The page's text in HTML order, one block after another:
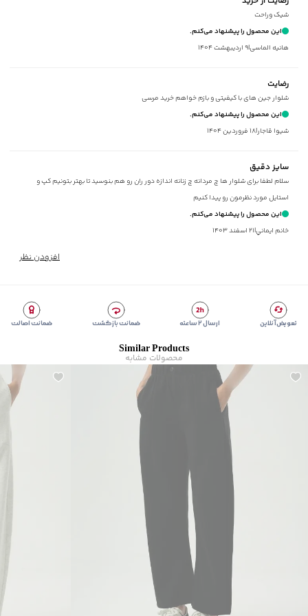
مناسب برای
مناسب برای فصول
سایر توضیحات
:ارتفاع فاق 28 سانتی‌متر، دارای پل کمر
برند
جوتی جینز
زیر گروه
شیوه‌برش:
Straight fit
شیک وراحت
این محصول را پیشنهاد می‌کنم.
هانیه الماسی|۹ اردیبهشت ۱۴۰۴
رضایت
شلوار جین های با کیفیتی و بازم خواهم خرید مرسی
این محصول را پیشنهاد می‌کنم.
شيوا قاجار|۱۸ فروردین ۱۴۰۴
سایز دقیق
سلام لطفا برای شلوار ها چ مردانه چ زنانه اندازه دور ران رو هم بنوسید تا بهتر بتونیم کپ و
استایل مورد نظرمون رو پیدا کنیم
این محصول را پیشنهاد می‌کنم.
خانم ايماني|۲۱ اسفند ۱۴۰۳
افزودن نظر
تعویض آنلاین ارسال ۲ ساعته ضمانت بازگشت ضمانت اصالت
Similar Products
محصولات مشابه